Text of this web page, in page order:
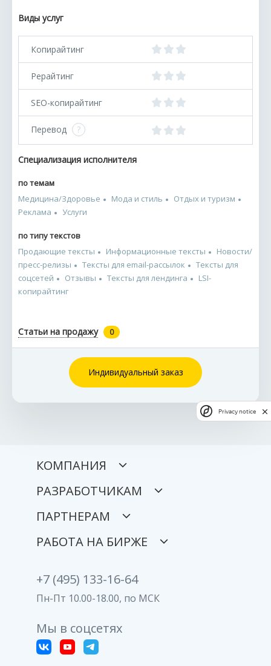
Виды услуг
Копирайтинг
Рерайтинг
SEO-копирайтинг
Перевод ?
Специализация исполнителя
по темам
Медицина/Здоровье
Мода и стиль
Отдых и туризм
Реклама
Услуги
по типу текстов
Продающие тексты
Информационные тексты
Новости/
пресс-релизы
Тексты для email-рассылок
Тексты для
соцсетей
Отзывы Тексты для лендинга
LSI-
копирайтинг
Статьи на продажу 0
Индивидуальный заказ
КОМПАНИЯ
РАЗРАБОТЧИКАМ
ПАРТНЕРАМ
РАБОТА НА БИРЖЕ
+7 (495) 133-16-64
Пн-Пт 10.00-18.00, по МСК
Мы в соцсетях
Privacy notice